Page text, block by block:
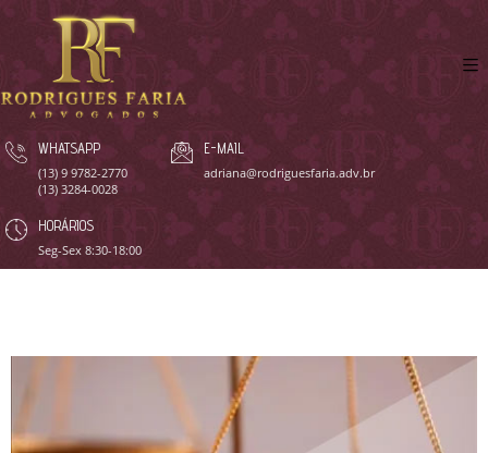
WHATSAPP
(13) 9 9782-2770
(13) 3284-0028
E-MAIL
adriana@rodriguesfaria.adv.br
HORÁRIOS
Seg-Sex 8:30-18:00